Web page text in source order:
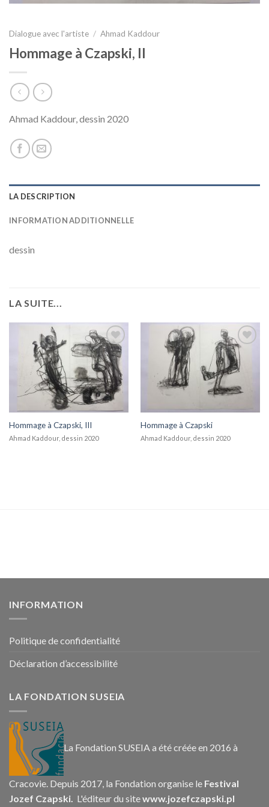
Dialogue avec l'artiste / Ahmad Kaddour
Hommage à Czapski, II
Ahmad Kaddour, dessin 2020
LA DESCRIPTION
INFORMATION ADDITIONNELLE
dessin
LA SUITE...
Add to
wishlist
Hommage à Czapski, III
Ahmad Kaddour, dessin 2020
Add to
wishlist
Hommage à Czapski
Ahmad Kaddour, dessin 2020
INFORMATION
Politique de confidentialité
Déclaration d’accessibilité
LA FONDATION SUSEIA
La Fondation SUSEIA a été créée en 2016 à
Cracovie. Depuis 2017, la Fondation organise le Festival
Jozef Czapski. L'éditeur du sitewww.jozefczapski.pl